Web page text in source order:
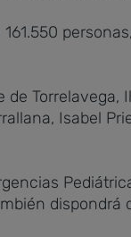
Torrelavega,
Isabel
dispondrá